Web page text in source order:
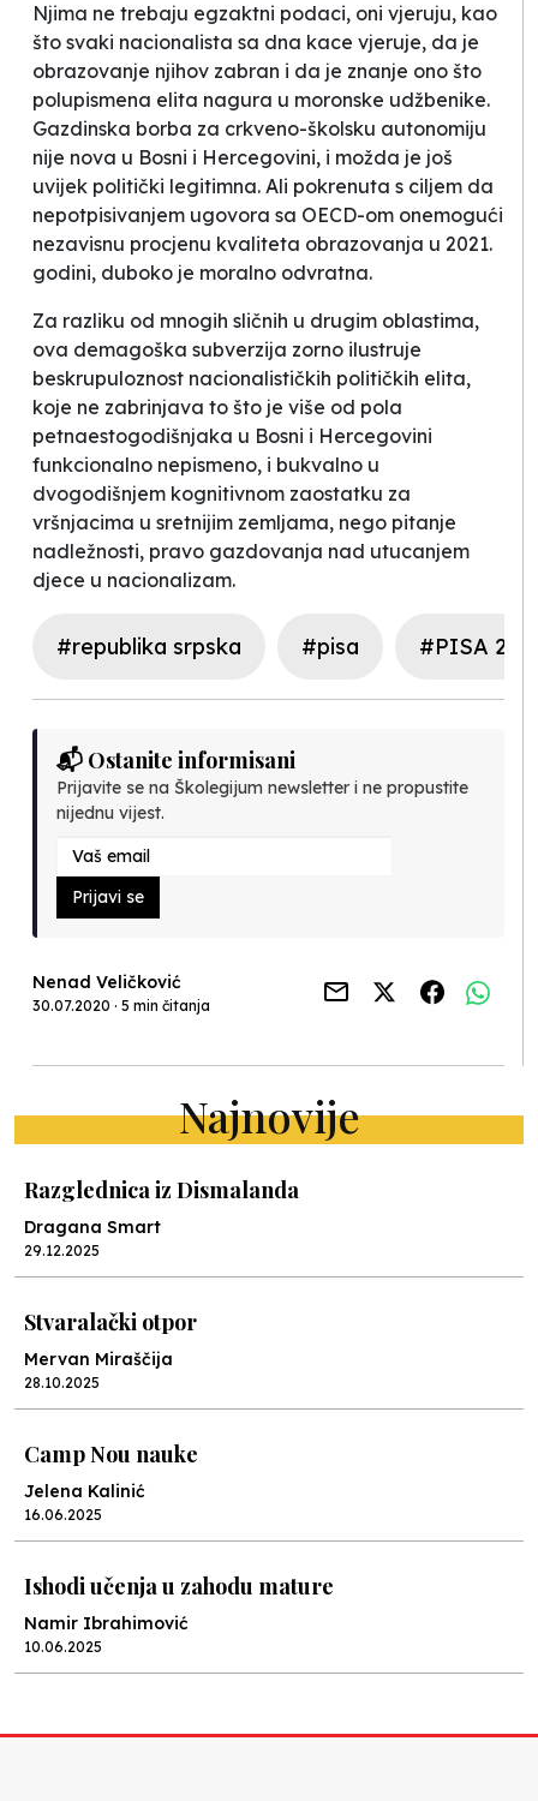
Njima ne trebaju egzaktni podaci, oni vjeruju, kao
što svaki nacionalista sa dna kace vjeruje, da je
obrazovanje njihov zabran i da je znanje ono što
polupismena elita nagura u moronske udžbenike.
Gazdinska borba za crkveno-školsku autonomiju
nije nova u Bosni i Hercegovini, i možda je još
uvijek politički legitimna. Ali pokrenuta s ciljem da
nepotpisivanjem ugovora sa OECD-om onemogući
nezavisnu procjenu kvaliteta obrazovanja u 2021.
godini, duboko je moralno odvratna.
Za razliku od mnogih sličnih u drugim oblastima,
ova demagoška subverzija zorno ilustruje
beskrupuloznost nacionalističkih političkih elita,
koje ne zabrinjava to što je više od pola
petnaestogodišnjaka u Bosni i Hercegovini
funkcionalno nepismeno, i bukvalno u
dvogodišnjem kognitivnom zaostatku za
vršnjacima u sretnijim zemljama, nego pitanje
nadležnosti, pravo gazdovanja nad utucanjem
djece u nacionalizam.
#republika srpska #pisa #PISA
📬 Ostanite informisani
Prijavite se na Školegijum newsletter i ne propustite
nijednu vijest.
Prijavi se
Nenad Veličković
30.07.2020 · 5 min čitanja
Najnovije
Razglednica iz Dismalanda
Dragana Smart
29.12.2025
Stvaralački otpor
Mervan Miraščija
28.10.2025
Camp Nou nauke
Jelena Kalinić
16.06.2025
Ishodi učenja u zahodu mature
Namir Ibrahimović
10.06.2025